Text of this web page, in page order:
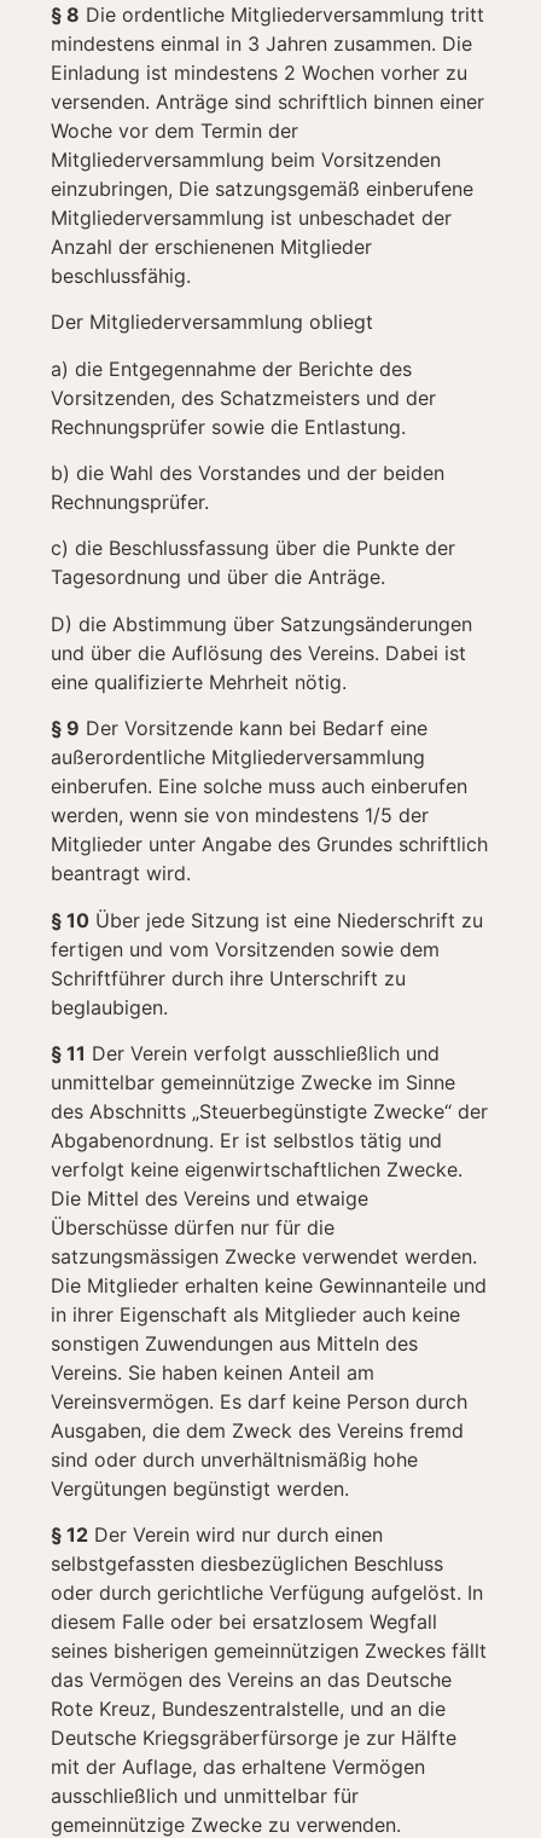
§ 8 Die ordentliche Mitgliederversammlung tritt
mindestens einmal in 3 Jahren zusammen. Die
Einladung ist mindestens 2 Wochen vorher zu
versenden. Anträge sind schriftlich binnen einer
Woche vor dem Termin der
Mitgliederversammlung beim Vorsitzenden
einzubringen, Die satzungsgemäß einberufene
Mitgliederversammlung ist unbeschadet der
Anzahl der erschienenen Mitglieder
beschlussfähig.
Der Mitgliederversammlung obliegt
a) die Entgegennahme der Berichte des
Vorsitzenden, des Schatzmeisters und der
Rechnungsprüfer sowie die Entlastung.
b) die Wahl des Vorstandes und der beiden
Rechnungsprüfer.
c) die Beschlussfassung über die Punkte der
Tagesordnung und über die Anträge.
D) die Abstimmung über Satzungsänderungen
und über die Auflösung des Vereins. Dabei ist
eine qualifizierte Mehrheit nötig.
§ 9 Der Vorsitzende kann bei Bedarf eine
außerordentliche Mitgliederversammlung
einberufen. Eine solche muss auch einberufen
werden, wenn sie von mindestens 1/5 der
Mitglieder unter Angabe des Grundes schriftlich
beantragt wird.
§ 10 Über jede Sitzung ist eine Niederschrift zu
fertigen und vom Vorsitzenden sowie dem
Schriftführer durch ihre Unterschrift zu
beglaubigen.
§ 11 Der Verein verfolgt ausschließlich und
unmittelbar gemeinnützige Zwecke im Sinne
des Abschnitts „Steuerbegünstigte Zwecke“ der
Abgabenordnung. Er ist selbstlos tätig und
verfolgt keine eigenwirtschaftlichen Zwecke.
Die Mittel des Vereins und etwaige
Überschüsse dürfen nur für die
satzungsmässigen Zwecke verwendet werden.
Die Mitglieder erhalten keine Gewinnanteile und
in ihrer Eigenschaft als Mitglieder auch keine
sonstigen Zuwendungen aus Mitteln des
Vereins. Sie haben keinen Anteil am
Vereinsvermögen. Es darf keine Person durch
Ausgaben, die dem Zweck des Vereins fremd
sind oder durch unverhältnismäßig hohe
Vergütungen begünstigt werden.
§ 12 Der Verein wird nur durch einen
selbstgefassten diesbezüglichen Beschluss
oder durch gerichtliche Verfügung aufgelöst. In
diesem Falle oder bei ersatzlosem Wegfall
seines bisherigen gemeinnützigen Zweckes fällt
das Vermögen des Vereins an das Deutsche
Rote Kreuz, Bundeszentralstelle, und an die
Deutsche Kriegsgräberfürsorge je zur Hälfte
mit der Auflage, das erhaltene Vermögen
ausschließlich und unmittelbar für
gemeinnützige Zwecke zu verwenden.